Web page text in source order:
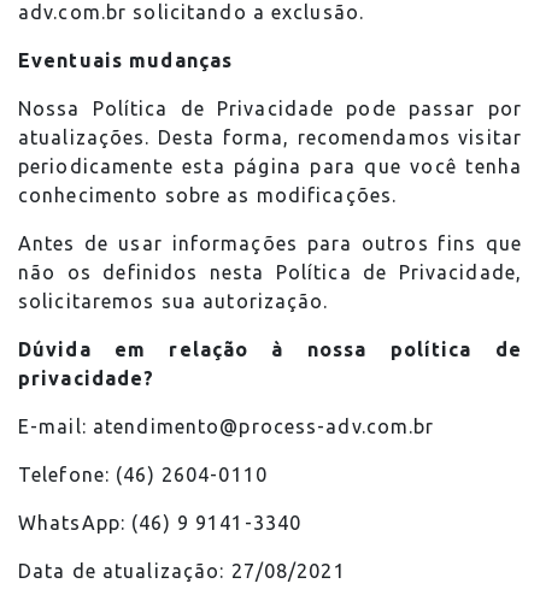
adv.com.br solicitando a exclusão.
Eventuais mudanças
Nossa Política de Privacidade pode passar por
atualizações. Desta forma, recomendamos visitar
periodicamente esta página para que você tenha
conhecimento sobre as modificações.
Antes de usar informações para outros fins que
não os definidos nesta Política de Privacidade,
solicitaremos sua autorização.
Dúvida em relação à nossa política de
privacidade?
E-mail: atendimento@process-adv.com.br
Telefone: (46) 2604-0110
WhatsApp: (46) 9 9141-3340
Data de atualização: 27/08/2021